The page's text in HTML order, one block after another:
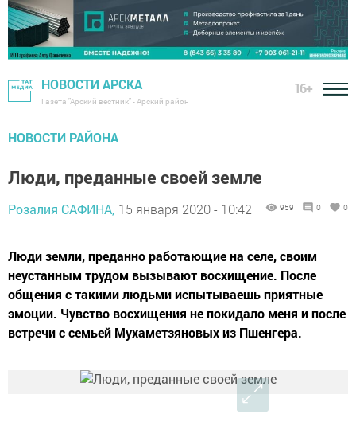
НОВОСТИ АРСКА
Газета "Арский вестник" - Арский район
16+
НОВОСТИ РАЙОНА
Люди, преданные своей земле
Розалия САФИНА, 15 января 2020 - 10:42 959 0 0
Люди земли, преданно работающие на селе, своим
неустанным трудом вызывают восхищение. После
общения с такими людьми испытываешь приятные
эмоции. Чувство восхищения не покидало меня и после
встречи с семьей Мухаметзяновых из Пшенгера.